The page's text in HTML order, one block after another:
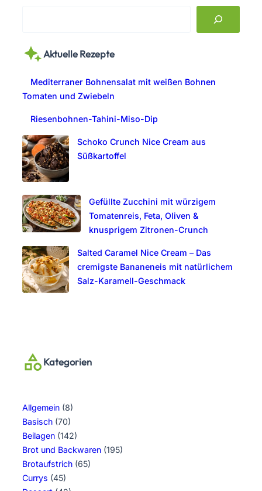
r
Aktuelle Rezepte
Mediterraner Bohnensalat mit weißen Bohnen
Tomaten und Zwiebeln
Riesenbohnen-Tahini-Miso-Dip
Schoko Crunch Nice Cream aus
Süßkartoffel
Gefüllte Zucchini mit würzigem
Tomatenreis, Feta, Oliven &
knusprigem Zitronen-Crunch
Salted Caramel Nice Cream – Das
cremigste Bananeneis mit natürlichem
Salz-Karamell-Geschmack
Kategorien
Allgemein (8)
Basisch (70)
Beilagen (142)
Brot und Backwaren (195)
Brotaufstrich (65)
Currys (45)